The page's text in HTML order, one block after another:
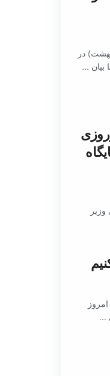
در
بیان ...
ارائه خدمات ۴۴۰۰ جایگاه
...